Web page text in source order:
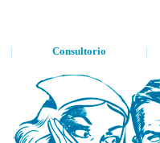
| Consultorio |